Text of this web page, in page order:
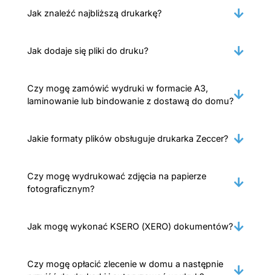
Jak znaleźć najbliższą drukarkę?
Jak dodaje się pliki do druku?
Czy mogę zamówić wydruki w formacie A3,
laminowanie lub bindowanie z dostawą do domu?
Jakie formaty plików obsługuje drukarka Zeccer?
Czy mogę wydrukować zdjęcia na papierze
fotograficznym?
Jak mogę wykonać KSERO (XERO) dokumentów?
Czy mogę opłacić zlecenie w domu a następnie